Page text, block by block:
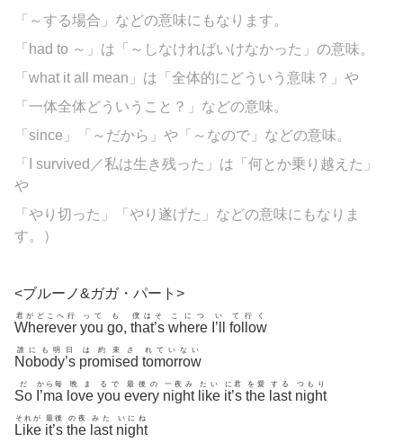
「～する場合」などの意味にもなります。
「had to ～」は「～しなければいけなかった」の意味。
「what it all mean」は「全体的にどういう意味？」や
「一体全体どういうこと？」などの意味。
「 since」「～だから」や「～なので」などの意味。
「I survived／私は生き残った」は「何とか乗り越えた」
や
「やり切った」「やり遂げた」などの意味にもなりま
す。）
<ブルーノ&ガガ・パート>
Wherever
君がどこへ行
you
って
go
も
, that’s
僕はそ
where
こにつ
I’ll
い
follow
て行く
Nobody’s
誰にも明日
promised
は約束さ
tomorrow
れていない
So
だ
I’ma
から毎
love
晩ま
you
るで
every
最後の
night
一夜み
like
たい
it’s
に君
the
を愛
last
する
night
つもり
Like
それが
it’s
最後
the
の夜
last
みた
night
いにね